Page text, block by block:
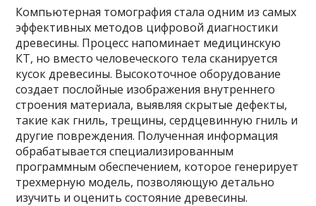
Компьютерная томография стала одним из самых
эффективных методов цифровой диагностики
древесины. Процесс напоминает медицинскую
КТ, но вместо человеческого тела сканируется
кусок древесины. Высокоточное оборудование
создает послойные изображения внутреннего
строения материала, выявляя скрытые дефекты,
такие как гниль, трещины, сердцевинную гниль и
другие повреждения. Полученная информация
обрабатывается специализированным
программным обеспечением, которое генерирует
трехмерную модель, позволяющую детально
изучить и оценить состояние древесины.